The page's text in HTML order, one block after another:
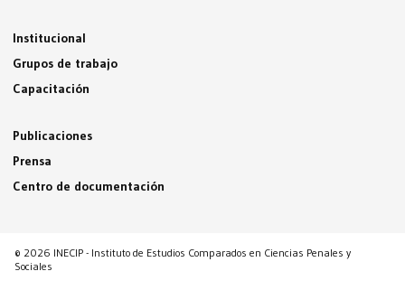
Institucional
Grupos de trabajo
Capacitación
Publicaciones
Prensa
Centro de documentación
© 2026 INECIP - Instituto de Estudios Comparados en Ciencias Penales y
Sociales